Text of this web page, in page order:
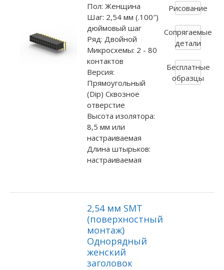
Пол: Женщина
Шаг: 2,54 мм (.100″)
дюймовый шаг
Ряд: Двойной
Микросхемы: 2 - 80
контактов
Версия:
Прямоугольный
(Dip) Сквозное
отверстие
Высота изолятора:
8,5 мм или
настраиваемая
Длина штырьков:
настраиваемая
Рисование
Сопрягаемые
детали
Бесплатные
образцы
2,54 мм SMT
(поверхностный
монтаж)
Однорядный
женский
заголовок